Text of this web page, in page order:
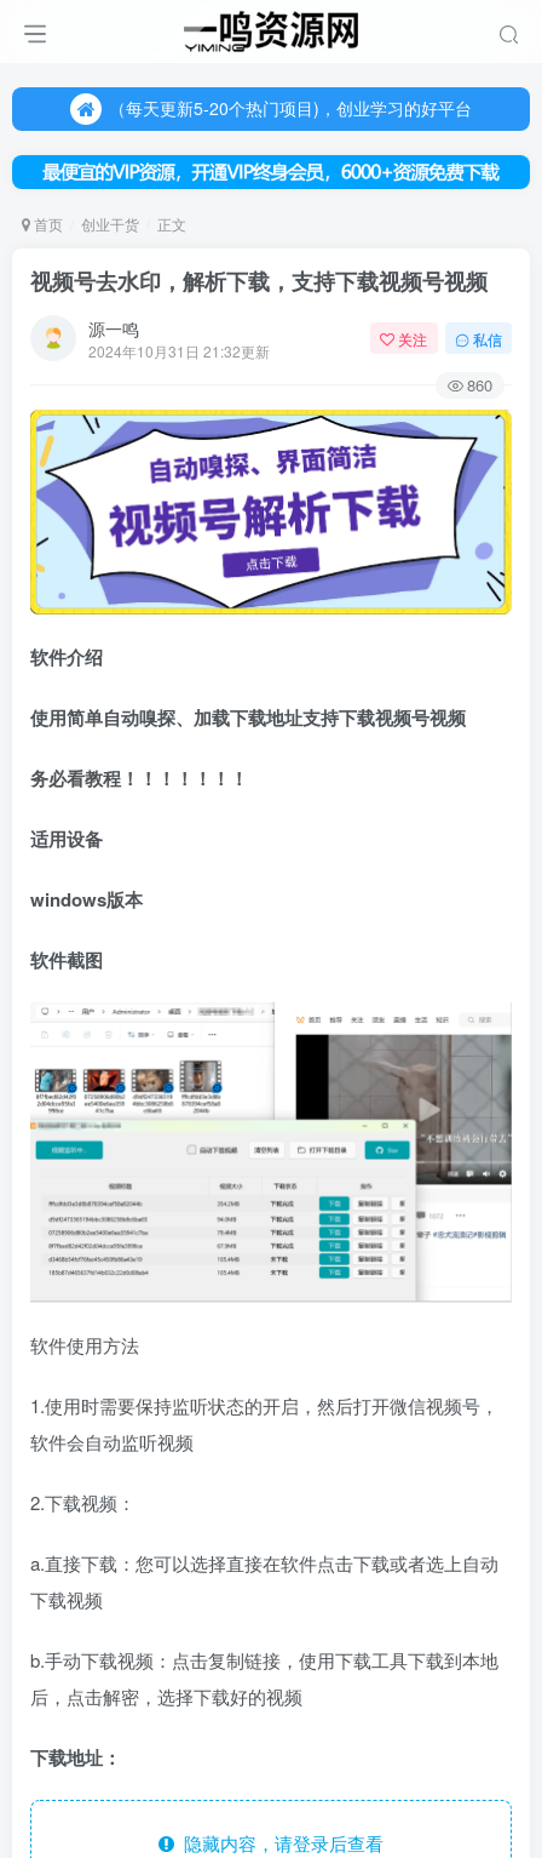
（每天更新5-20个热门项目)，创业学习的好平台
（每天更新5-20个热门项目)，创业学习的好平台
欢迎访问一鸣资源网，本站汇集数千网创课程和项目
首页 创业干货 正文
视频号去水印，解析下载，支持下载视频号视频
源一鸣
2024年10月31日 21:32更新
关注 私信
860
软件介绍
使用简单自动嗅探、加载下载地址支持下载视频号视频
务必看教程！！！！！！！
适用设备
windows版本
软件截图
软件使用方法
1.使用时需要保持监听状态的开启，然后打开微信视频号，
软件会自动监听视频
2.下载视频：
a.直接下载：您可以选择直接在软件点击下载或者选上自动
下载视频
b.手动下载视频：点击复制链接，使用下载工具下载到本地
后，点击解密，选择下载好的视频
下载地址：
隐藏内容，请登录后查看